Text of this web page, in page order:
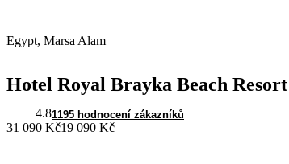
Egypt, Marsa Alam
Hotel Royal Brayka Beach Resort
4.81195 hodnocení zákazníků
31 090 Kč19 090 Kč